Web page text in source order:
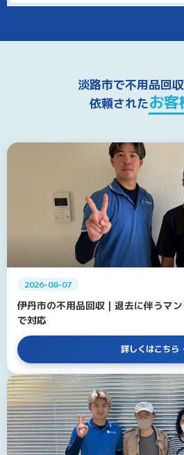
淡路市で不用品回
依頼されたお
2026-08-07
伊丹市の不用品回収｜退去に伴うマ
で対応
詳しくはこちら